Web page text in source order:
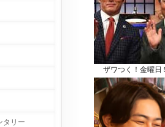
ザワつく！金曜日
タリー